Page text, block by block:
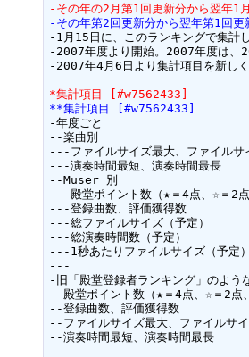
-その年の2月第1回更新分から翌年1
-その年第2回更新分から翌年第1回
-1月15日に、このランキングで集計
-2007年度より開始。2007年度は、
-2007年4月6日より集計項目を新し
*集計項目 [#w7562433]
**集計項目 [#w7562433]
-年度ごと
--楽曲別
---ファイルサイズ最大、ファイルサ
---演奏時間最短、演奏時間最長
--Muser 別
---殿堂ポイント数（★＝4点、☆＝2点
---登録曲数、評価獲得数
---総ファイルサイズ（予定）
---総演奏時間数（予定）
---1秒あたりファイルサイズ（予定）
---
-旧「殿堂登録者ランキング」のよう
--殿堂ポイント数（★＝4点、☆＝2点
--登録曲数、評価獲得数
--ファイルサイズ最大、ファイルサ
--演奏時間最短、演奏時間最長